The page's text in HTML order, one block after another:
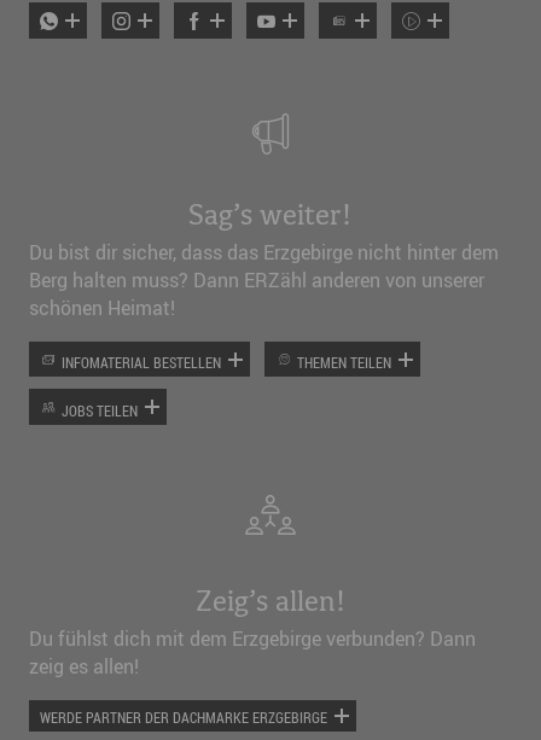
Sag’s weiter!
Du bist dir sicher, dass das Erzgebirge nicht hinter dem
Berg halten muss? Dann ERZähl anderen von unserer
schönen Heimat!
INFOMATERIAL BESTELLEN THEMEN TEILEN
JOBS TEILEN
Zeig’s allen!
Du fühlst dich mit dem Erzgebirge verbunden? Dann
zeig es allen!
WERDE PARTNER DER DACHMARKE ERZGEBIRGE